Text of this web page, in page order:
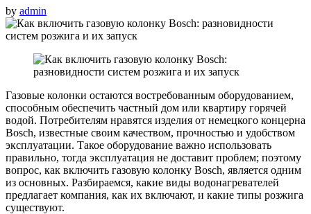
by admin
Газовые колонки остаются востребованным оборудованием,
способным обеспечить частный дом или квартиру горячей
водой. Потребителям нравятся изделия от немецкого концерна
Bosch, известные своим качеством, прочностью и удобством
эксплуатации. Такое оборудование важно использовать
правильно, тогда эксплуатация не доставит проблем; поэтому
вопрос, как включить газовую колонку Bosch, является одним
из основных. Разбираемся, какие виды водонагревателей
предлагает компания, как их включают, и какие типы розжига
существуют.